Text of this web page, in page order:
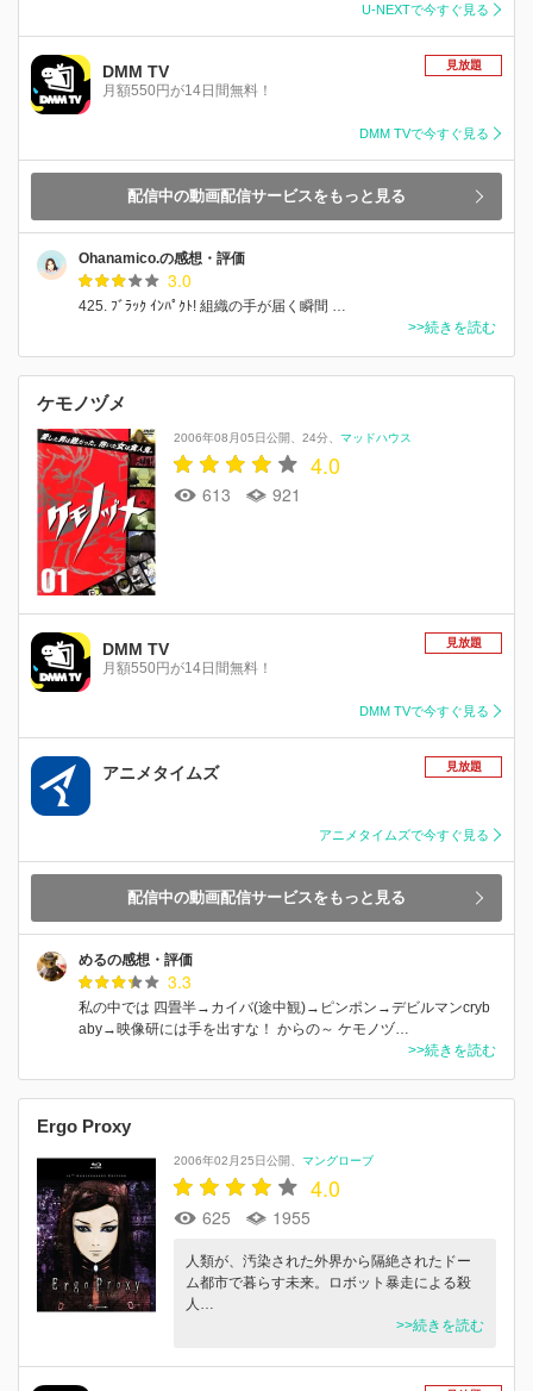
U-NEXTで今すぐ見る
DMM TV
月額550円が14日間無料！
見放題
DMM TVで今すぐ見る
配信中の動画配信サービスをもっと見る
Ohanamico.の感想・評価
3.0
425. ﾌﾞﾗｯｸ ｲﾝﾊﾟｸﾄ! 組織の手が届く瞬間 …
>>続きを読む
ケモノヅメ
2006年08月05日公開 24分 マッドハウス
4.0
613 921
DMM TV
月額550円が14日間無料！
見放題
DMM TVで今すぐ見る
アニメタイムズ 見放題
アニメタイムズで今すぐ見る
配信中の動画配信サービスをもっと見る
めるの感想・評価
3.3
私の中では 四畳半→カイバ(途中観)→ピンポン→デビルマンcryb
aby→映像研には手を出すな！ からの～ ケモノヅ…
>>続きを読む
Ergo Proxy
2006年02月25日公開 マングローブ
4.0
625 1955
人類が、汚染された外界から隔絶されたドー
ム都市で暮らす未来。ロボット暴走による殺
人…
>>続きを読む